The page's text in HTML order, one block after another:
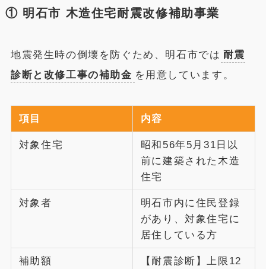
① 明石市 木造住宅耐震改修補助事業
地震発生時の倒壊を防ぐため、明石市では 耐震
診断と改修工事の補助金 を用意しています。
項目 内容
対象住宅
昭和56年5月31日以
前に建築された木造
住宅
対象者
明石市内に住民登録
があり、対象住宅に
居住している方
補助額
【耐震診断】上限12